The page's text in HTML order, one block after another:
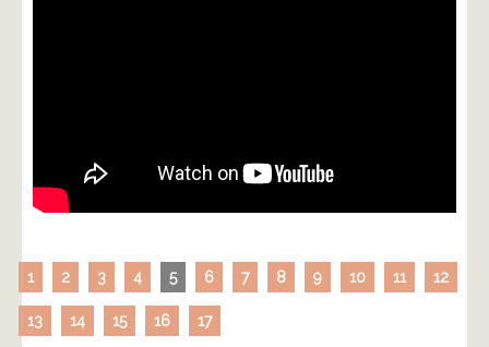
1 2 3 4 5 6 7 8 9 10 11 12
13 14 15 16 17